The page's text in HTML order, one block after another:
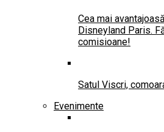
Cea mai
Disneyland Paris.
comisioane!
Satul Viscri,
Evenimente